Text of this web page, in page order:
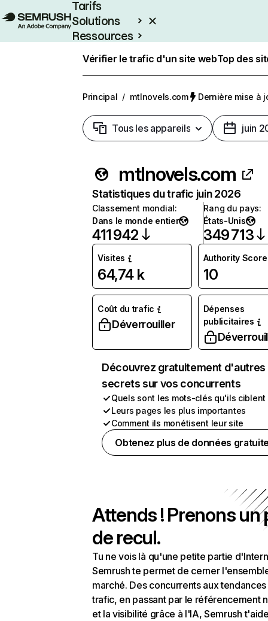
Tarifs
Solutions
Ressources
Vérifier le trafic d'un site webTop des
Principal / mtlnovels.com Dernière mise à
Tous les appareils juin
mtlnovels.com
Statistiques du trafic juin 2026
Classement mondial:
Dans le monde entier
411 942
Rang du pays:
États-Unis
349 713
Visites
64,74 k
Authority Score
10
Coût du trafic
Déverrouiller
Dépenses
publicitaires
Découvrez gratuitement d'autres
secrets sur vos concurrents
Quels sont les mots-clés qu'ils ciblent
Leurs pages les plus importantes
Comment ils monétisent leur site
Obtenez plus de données
Attends ! Prenons un
de recul.
Tu ne vois là qu'une petite partie
Semrush te permet de cerner
marché. Des concurrents aux
trafic, en passant par le référencement
et la visibilité grâce à l'IA, Semrush